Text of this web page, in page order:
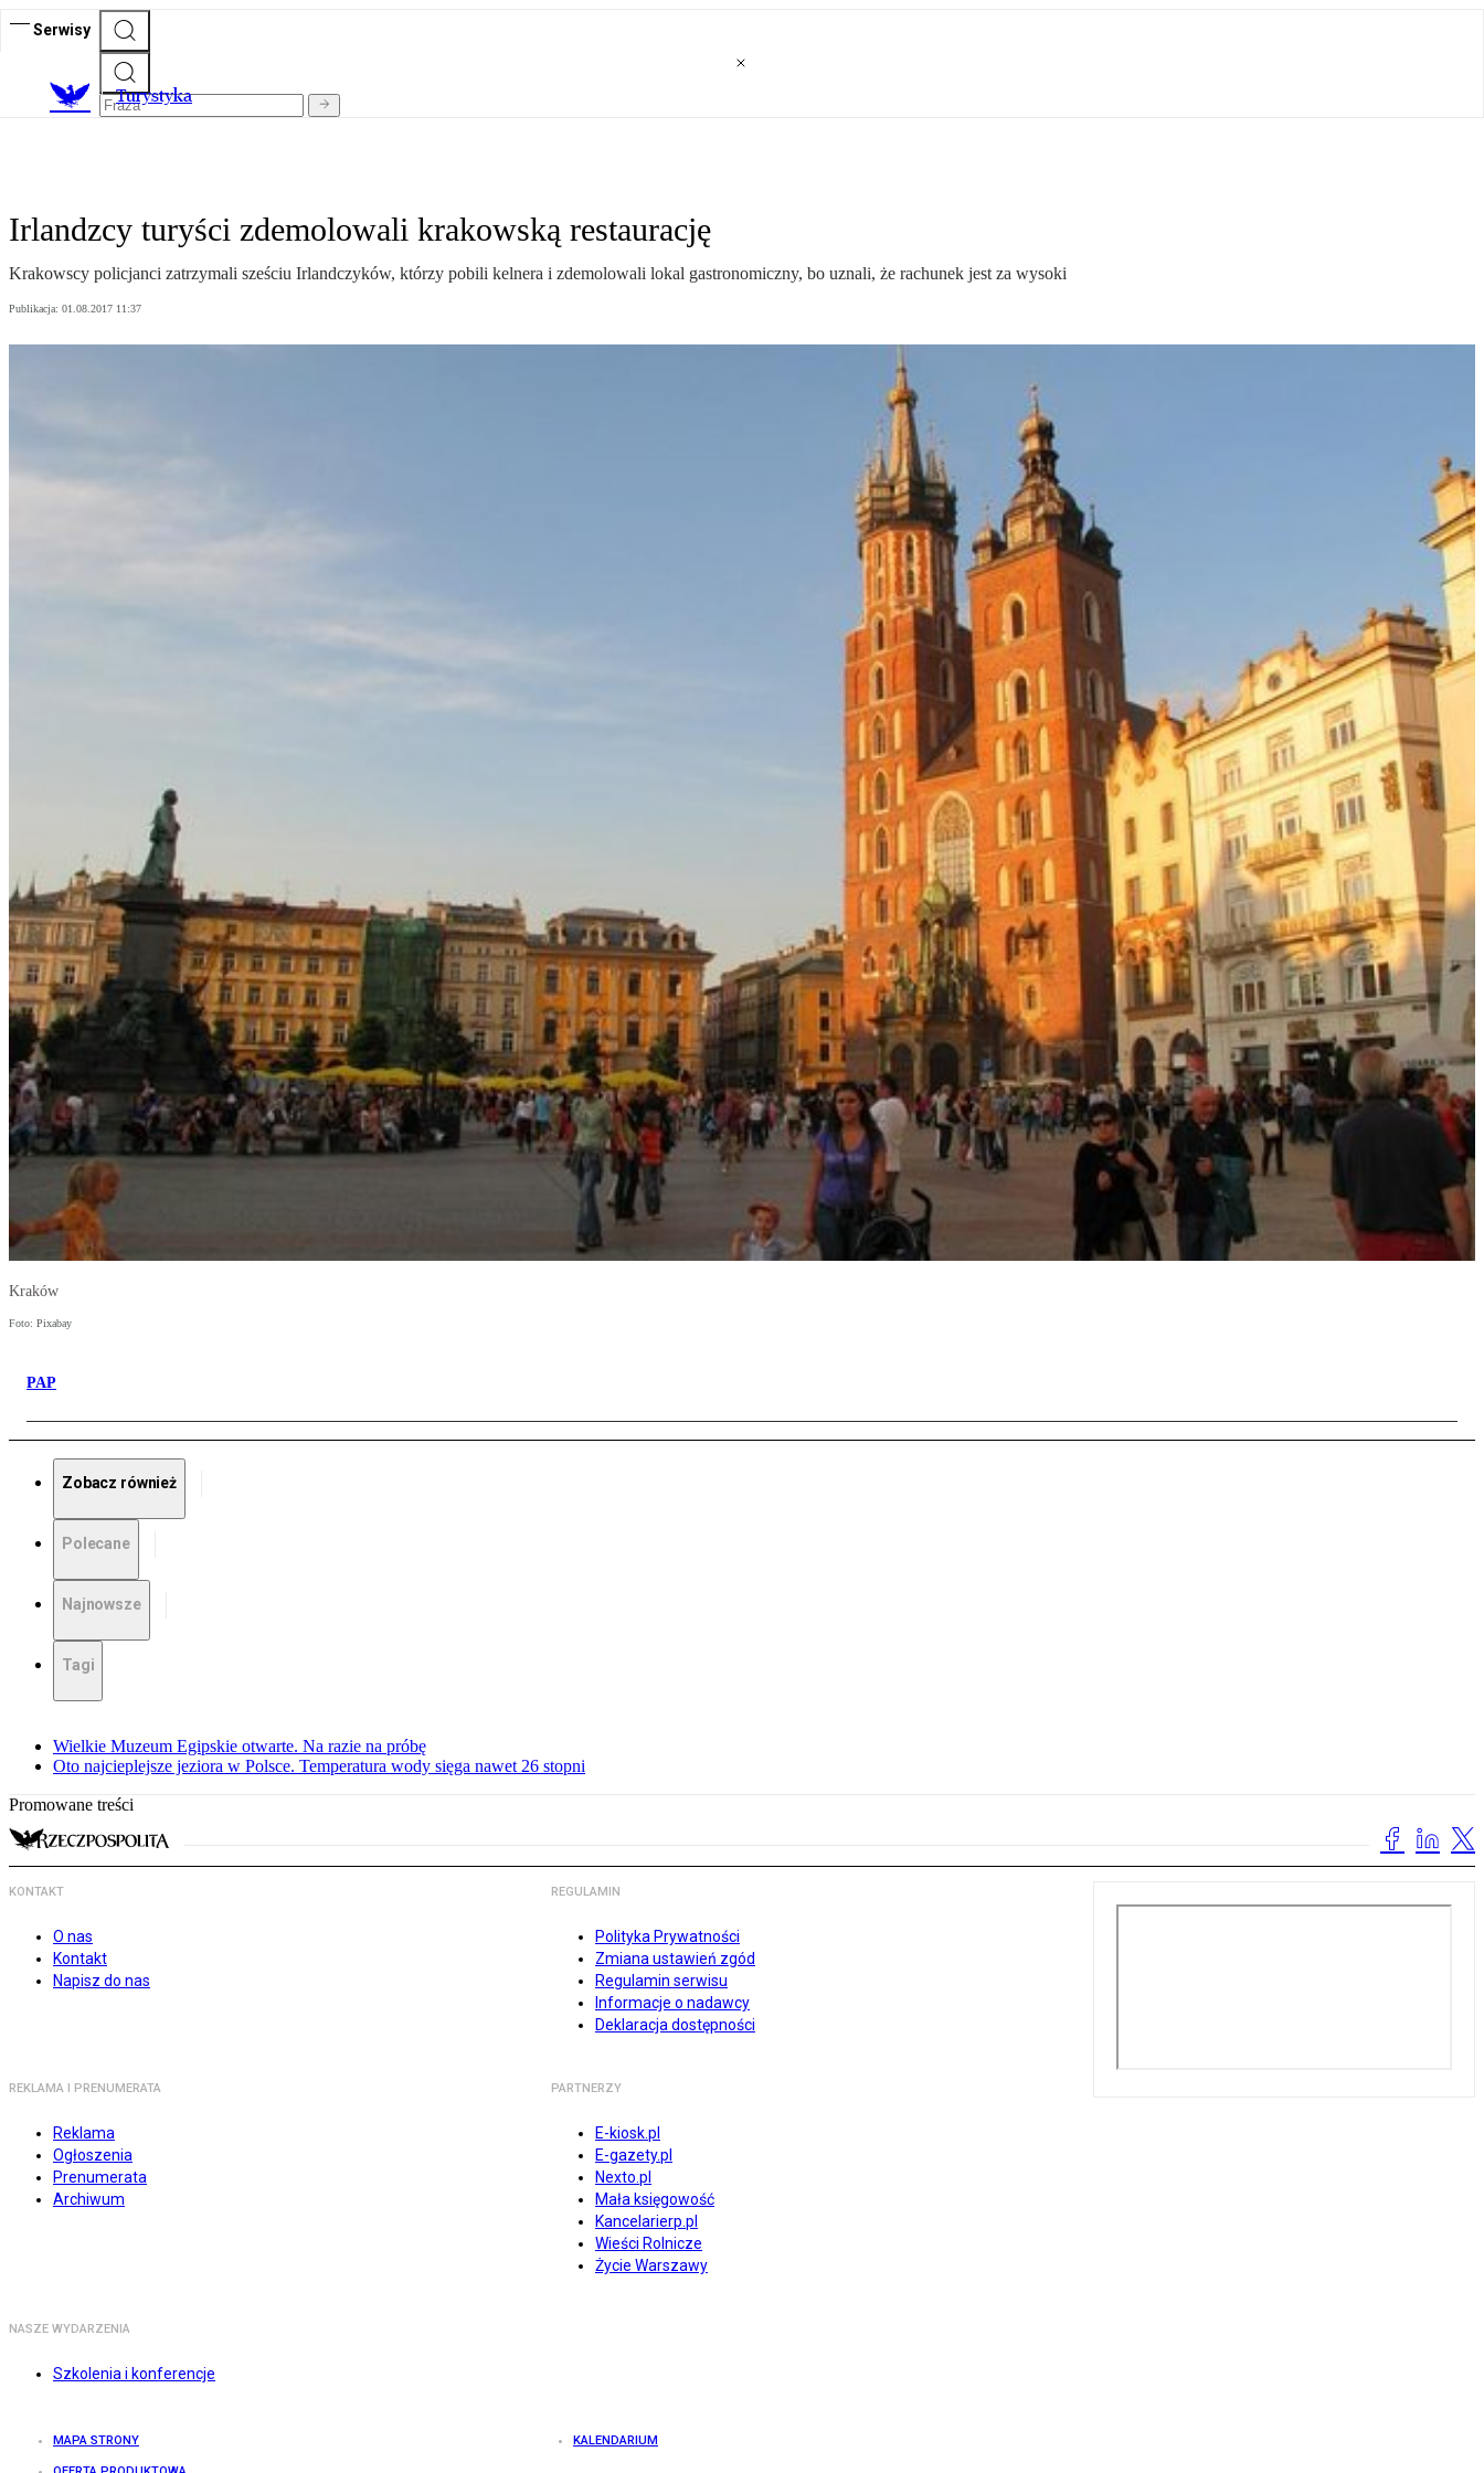
Serwisy
Turystyka
Irlandzcy turyści zdemolowali krakowską restaurację
Krakowscy policjanci zatrzymali sześciu Irlandczyków, którzy pobili kelnera i zdemolowali lokal gastronomiczny, bo uznali, że rachunek jest za wysoki
Publikacja: 01.08.2017 11:37
Kraków
Foto: Pixabay
PAP
Zobacz również
Polecane
Najnowsze
Tagi
Wielkie Muzeum Egipskie otwarte. Na razie na próbę
Oto najcieplejsze jeziora w Polsce. Temperatura wody sięga nawet 26 stopni
Promowane treści
KONTAKT
O nas
Kontakt
Napisz do nas
REGULAMIN
Polityka Prywatności
Zmiana ustawień zgód
Regulamin serwisu
Informacje o nadawcy
Deklaracja dostępności
REKLAMA I PRENUMERATA
Reklama
Ogłoszenia
Prenumerata
Archiwum
PARTNERZY
E-kiosk.pl
E-gazety.pl
Nexto.pl
Mała księgowość
Kancelarierp.pl
Wieści Rolnicze
Życie Warszawy
NASZE WYDARZENIA
Szkolenia i konferencje
MAPA STRONY KALENDARIUM